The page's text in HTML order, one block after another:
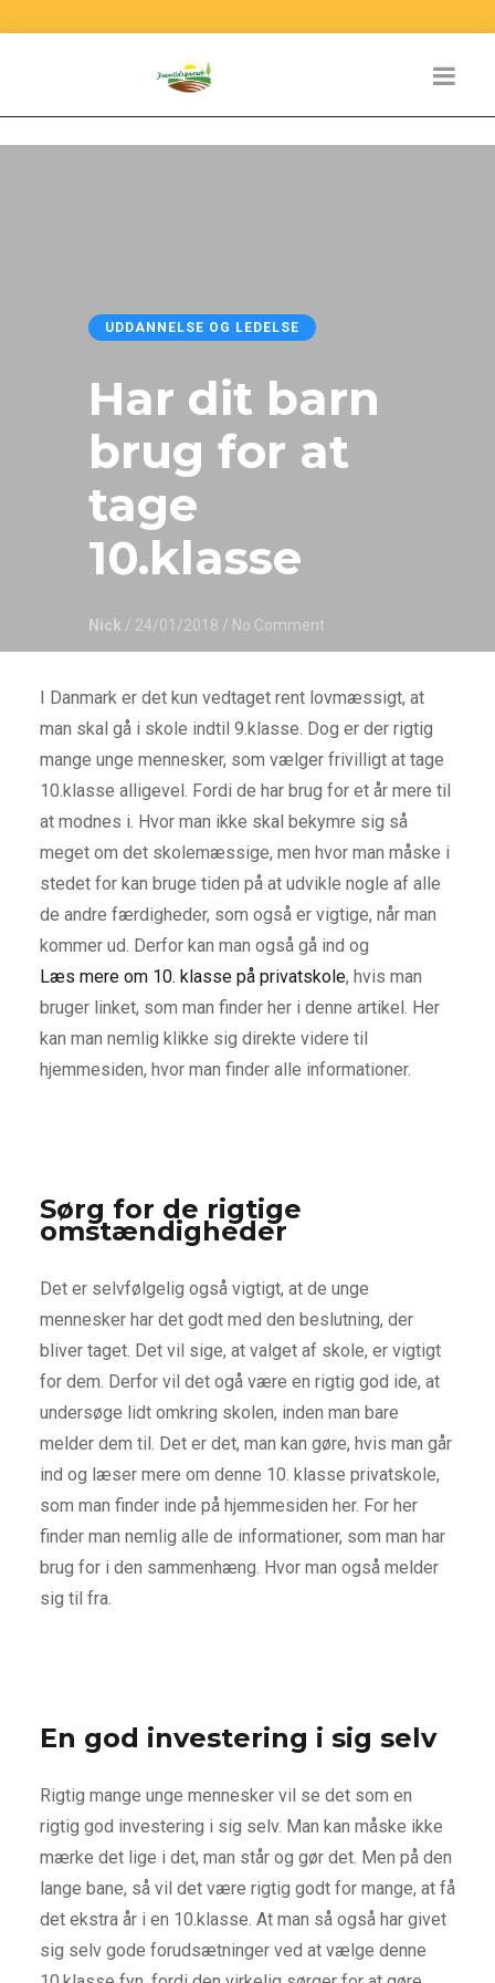
UDDANNELSE OG LEDELSE
Har dit barn
brug for at
tage
10.klasse
Nick / 24/01/2018 / No Comment
I Danmark er det kun vedtaget rent lovmæssigt, at
man skal gå i skole indtil 9.klasse. Dog er der rigtig
mange unge mennesker, som vælger frivilligt at tage
10.klasse alligevel. Fordi de har brug for et år mere til
at modnes i. Hvor man ikke skal bekymre sig så
meget om det skolemæssige, men hvor man måske i
stedet for kan bruge tiden på at udvikle nogle af alle
de andre færdigheder, som også er vigtige, når man
kommer ud. Derfor kan man også gå ind og
Læs mere om 10. klasse på privatskole, hvis man
bruger linket, som man finder her i denne artikel. Her
kan man nemlig klikke sig direkte videre til
hjemmesiden, hvor man finder alle informationer.
Sørg for de rigtige
omstændigheder
Det er selvfølgelig også vigtigt, at de unge
mennesker har det godt med den beslutning, der
bliver taget. Det vil sige, at valget af skole, er vigtigt
for dem. Derfor vil det ogå være en rigtig god ide, at
undersøge lidt omkring skolen, inden man bare
melder dem til. Det er det, man kan gøre, hvis man går
ind og læser mere om denne 10. klasse privatskole,
som man finder inde på hjemmesiden her. For her
finder man nemlig alle de informationer, som man har
brug for i den sammenhæng. Hvor man også melder
sig til fra.
En god investering i sig selv
Rigtig mange unge mennesker vil se det som en
rigtig god investering i sig selv. Man kan måske ikke
mærke det lige i det, man står og gør det. Men på den
lange bane, så vil det være rigtig godt for mange, at få
det ekstra år i en 10.klasse. At man så også har givet
sig selv gode forudsætninger ved at vælge denne